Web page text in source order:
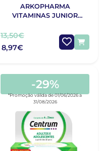
ARKOPHARMA
VITAMINAS JUNIOR
13,50€
8,97€
-29%
*Promoção válida de 01/06/2026 a
31/08/2026